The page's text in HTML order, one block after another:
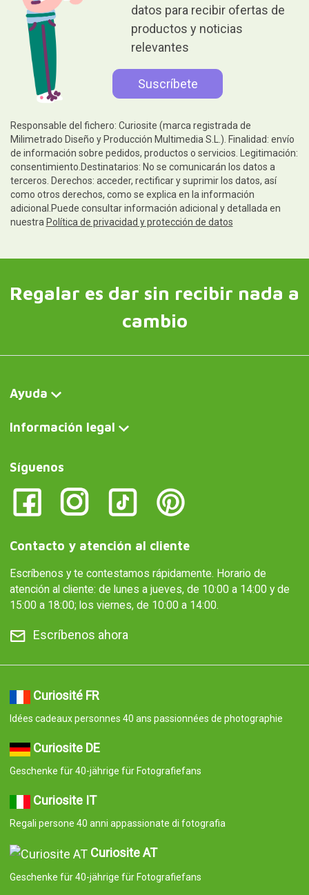
datos para recibir ofertas de
productos y noticias
relevantes
Responsable del fichero: Curiosite (marca registrada de
Milimetrado Diseño y Producción Multimedia S.L.). Finalidad: envío
de información sobre pedidos, productos o servicios. Legitimación:
consentimiento.Destinatarios: No se comunicarán los datos a
terceros. Derechos: acceder, rectificar y suprimir los datos, así
como otros derechos, como se explica en la información
adicional.Puede consultar información adicional y detallada en
nuestra Política de privacidad y protección de datos
Regalar es dar sin recibir nada a
cambio
Ayuda
Información legal
Síguenos
Contacto y atención al cliente
Escríbenos y te contestamos rápidamente. Horario de
atención al cliente: de lunes a jueves, de 10:00 a 14:00 y de
15:00 a 18:00; los viernes, de 10:00 a 14:00.
Escríbenos ahora
Curiosité FR
Idées cadeaux personnes 40 ans passionnées de photographie
Curiosite DE
Geschenke für 40-jährige für Fotografiefans
Curiosite IT
Regali persone 40 anni appassionate di fotografia
Curiosite AT
Geschenke für 40-jährige für Fotografiefans